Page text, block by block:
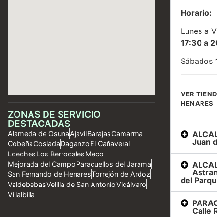
ZONAS DE SERVICIO
DESTACADAS
Alameda de OsunaAjavilBarajasCamarma
CobeñaCosladaDaganzoEl Cañaveral
LoechesLos BerrocalesMeco
Mejorada del CampoParacuellos del Jarama
San Fernando de HenaresTorrejón de Ardoz
ValdebebasVelilla de San AntonioVicálvaro
Villalbilla
Horario:
Lunes a
17:30 a
Sábados
VER
HENARES
Juan
del
Calle